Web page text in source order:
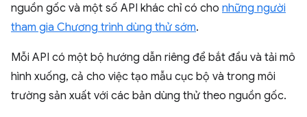
nguồn gốc và một số API khác chỉ có cho những người
tham gia Chương trình dùng thử sớm.
Mỗi API có một bộ hướng dẫn riêng để bắt đầu và tải mô
hình xuống, cả cho việc tạo mẫu cục bộ và trong môi
trường sản xuất với các bản dùng thử theo nguồn gốc.